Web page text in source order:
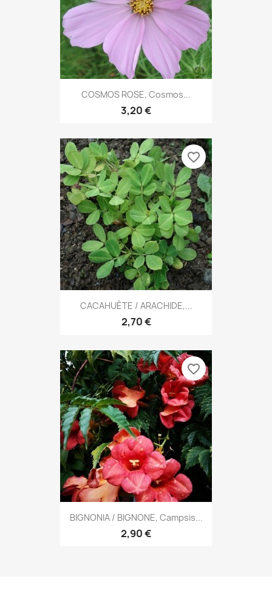
COSMOS ROSE, Cosmos...
3,20 €
CACAHUÈTE / ARACHIDE,...
2,70 €
favorite_border
BIGNONIA / BIGNONE, Campsis...
2,90 €
favorite_border